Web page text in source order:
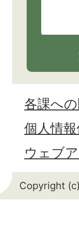
各課へ
個人情
ウェブ
Copyright